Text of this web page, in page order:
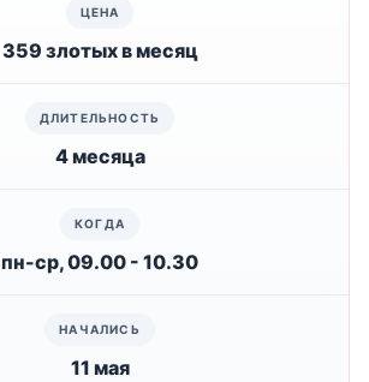
359 злотых в месяц
4 месяца
пн-ср, 09.00 - 10.30
11 мая